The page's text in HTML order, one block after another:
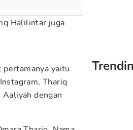
Halilintar juga
yaitu
Thariq
dengan